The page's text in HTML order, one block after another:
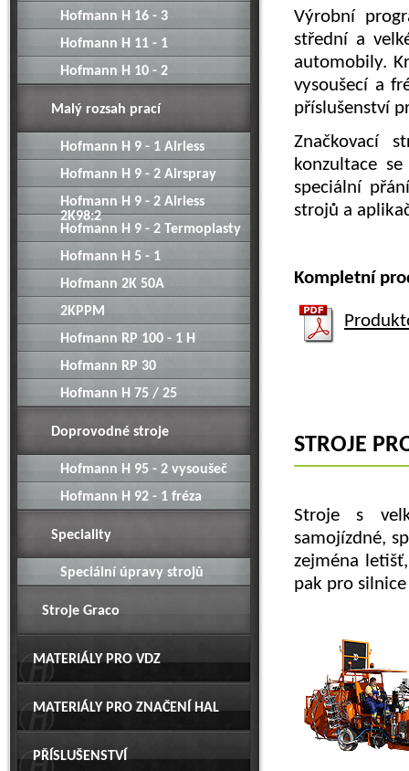
Hofmann H 16 - 3
Hofmann H 11 - 1
Hofmann H 10 - 2
Malý rozsah prací
Hofmann H 9 - 1 Airless
Hofmann H 9 - 2 Airspray
Hofmann H 9 - 2 Airless
2K98:2
Hofmann H 9 - 2 Termoplasty
Hofmann H 5 - 1
Hofmann 2K 50A
2KPPM
Hofmann RP 100 - 1 H
Hofmann RP 30
Hofmann H 75 / 25
Doprovodné stroje
Hofmann H 95 - 2 vysoušeč
Hofmann H 92 - 1 fréza
Speciality
Speciální úpravy strojů
Stroje Graco
MATERIÁLY PRO VDZ
MATERIÁLY PRO ZNAČENÍ HAL
PŘÍSLUŠENSTVÍ
Výrobní
střední a
automobily.
vysoušecí a
příslušenství
Značkovací
konzultace
speciální
strojů a
Kompletní
STROJE
Stroje s
samojízdné,
zejména
pak pro